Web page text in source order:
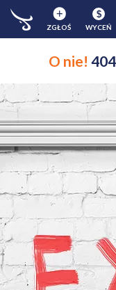
ZGŁOŚ
$
WYCEŃ
O nie!